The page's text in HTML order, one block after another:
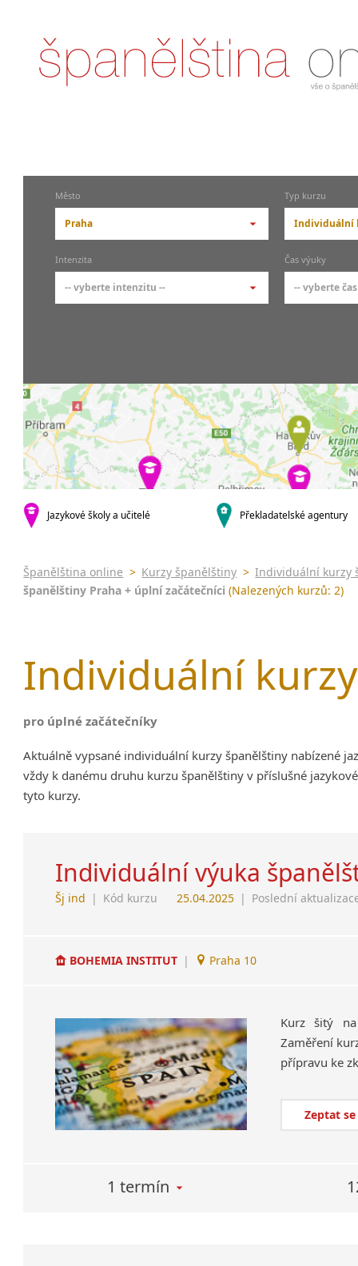
Město
Praha
-- vyberte město --
pražské městské části
Praha 10
krajská města
Brno
Plzeň
Liberec
Olomouc
malá města podle abecedy
Most
Sedlčany
Typ kurzu
Individuální
-- vyberte
kurzy s
Online
Letní
Intenzita
-- vyberte intenzitu --
20 a více hodin týdně
Čas výuky
-- vyberte
Večerní
Noční
Jazykové školy a učitelé Překladatelské agentury
Španělština online > Kurzy španělštiny > Individuální kurzy
španělštiny Praha + úplní začátečníci (Nalezených kurzů: 2)
Individuální
pro úplné začátečníky
Aktuálně vypsané individuální kurzy španělštiny nabízené
vždy k danému druhu kurzu španělštiny v příslušné
tyto kurzy.
Individuální výuka
Šj ind | Kód kurzu 25.04.2025 | Poslední
BOHEMIA INSTITUT | Praha 10
Kurz šitý
Zaměření
Zeptat
1 termín